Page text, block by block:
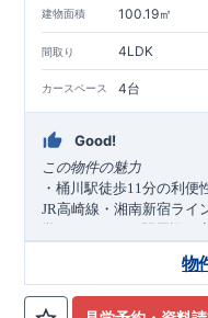
建物面積 100.19㎡
間取り 4LDK
カースペース 4台
Good!
この物件の魅力
・桶川駅徒歩11分の利便
JR高崎線・湘南新宿ライ
学はもちろん、駅周辺の
敷地面積169.00㎡（約51
物